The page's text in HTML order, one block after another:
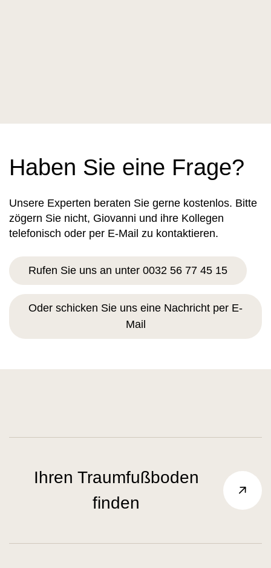
Haben Sie eine Frage?
Unsere Experten beraten Sie gerne kostenlos. Bitte
zögern Sie nicht, Giovanni und ihre Kollegen
telefonisch oder per E-Mail zu kontaktieren.
Rufen Sie uns an unter 0032 56 77 45 15
Oder schicken Sie uns eine Nachricht per E-
Mail
Ihren Traumfußboden
finden